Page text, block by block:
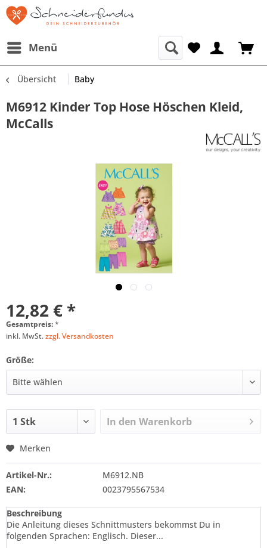
Menü
Übersicht Baby
M6912 Kinder Top Hose Höschen Kleid,
McCalls
12,82 € *
Gesamtpreis:*
inkl. MwSt.zzgl. Versandkosten
Größe:
In den Warenkorb
Merken
Artikel-Nr.:
M6912.NB
EAN:
0023795567534
Beschreibung
Die Anleitung dieses Schnittmusters bekommst Du in
folgenden Sprachen: Englisch. Dieser...